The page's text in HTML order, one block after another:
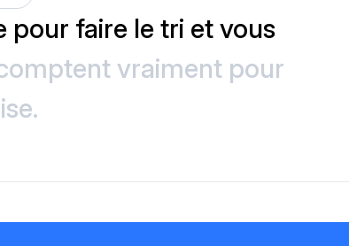
pour faire le tri et vous
vraiment pour